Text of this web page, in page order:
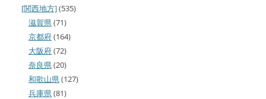
[関西地方](535)
滋賀県(71)
京都府(164)
大阪府(72)
奈良県(20)
和歌山県(127)
兵庫県(81)